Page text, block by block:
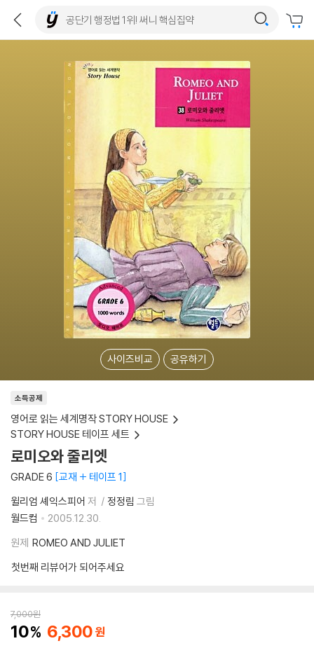
사이즈비교 공유하기
소득공제
영어로 읽는 세계명작 STORY HOUSE
STORY HOUSE 테이프 세트
로미오와 줄리엣
GRADE 6 교재 + 테이프 1
윌리엄 셰익스피어 저 정정림 그림
월드컴
2005.12.30.
원제 ROMEO AND JULIET
첫번째 리뷰어가 되어주세요
7,000원
10 6,300